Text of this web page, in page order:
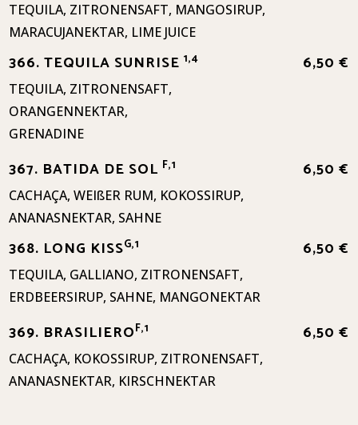
TEQUILA, ZITRONENSAFT, MANGOSIRUP,
MARACUJANEKTAR, LIME JUICE
366. TEQUILA SUNRISE1,4
TEQUILA, ZITRONENSAFT,
ORANGENNEKTAR,
GRENADINE
6,50 €
367. BATIDA DE SOL F,1
CACHAÇA, WEIßER RUM, KOKOSSIRUP,
ANANASNEKTAR, SAHNE
6,50 €
368. LONG KISSG,1
TEQUILA, GALLIANO, ZITRONENSAFT,
ERDBEERSIRUP, SAHNE, MANGONEKTAR
6,50 €
369. BRASILIEROF,1
CACHAÇA, KOKOSSIRUP, ZITRONENSAFT,
ANANASNEKTAR, KIRSCHNEKTAR
6,50 €